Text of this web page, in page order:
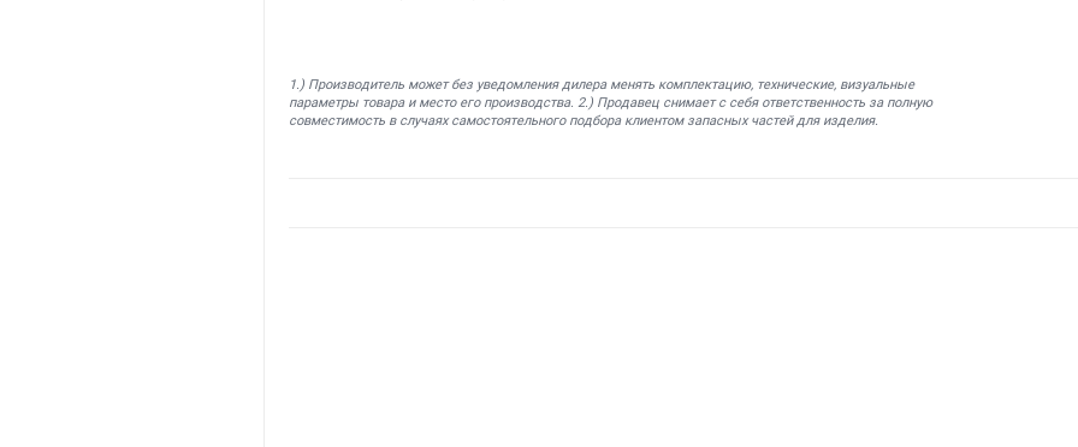
1.) Производитель может без уведомления дилера менять комплектацию, технические, визуальные
параметры товара и место его производства. 2.) Продавец снимает с себя ответственность за полную
совместимость в случаях самостоятельного подбора клиентом запасных частей для изделия.